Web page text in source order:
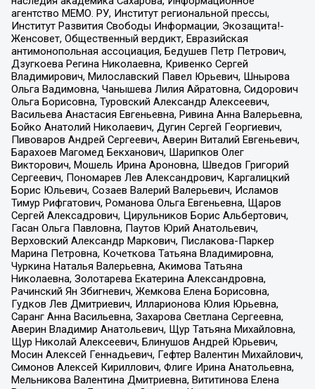
агентство МЕМО. РУ, Институт региональной прессы,
Институт Развития Свободы Информации, Экозащита!-
Женсовет, Общественный вердикт, Евразийская
антимонопольная ассоциация, Бедушев Петр Петрович,
Дзугкоева Регина Николаевна, Кривенко Сергей
Владимирович, Милославский Павел Юрьевич, Шнырова
Ольга Вадимовна, Чанышева Лилия Айратовна, Сидорович
Ольга Борисовна, Туровский Александр Алексеевич,
Васильева Анастасия Евгеньевна, Ривина Анна Валерьевна,
Бойко Анатолий Николаевич, Дугин Сергей Георгиевич,
Пивоваров Андрей Сергеевич, Аверин Виталий Евгеньевич,
Барахоев Магомед Бекханович, Шарипков Олег
Викторович, Мошель Ирина Ароновна, Шведов Григорий
Сергеевич, Пономарев Лев Александрович, Каргалицкий
Борис Юльевич, Созаев Валерий Валерьевич, Исламов
Тимур Рифгатович, Романова Ольга Евгеньевна, Щаров
Сергей Алексадрович, Цирульников Борис Альбертович,
Гасан Ольга Павловна, Паутов Юрий Анатольевич,
Верховский Александр Маркович, Пислакова-Паркер
Марина Петровна, Кочеткова Татьяна Владимировна,
Чуркина Наталья Валерьевна, Акимова Татьяна
Николаевна, Золотарева Екатерина Александровна,
Рачинский Ян Збигневич, Жемкова Елена Борисовна,
Гудков Лев Дмитриевич, Илларионова Юлия Юрьевна,
Саранг Анна Васильевна, Захарова Светлана Сергеевна,
Аверин Владимир Анатольевич, Щур Татьяна Михайловна,
Щур Николай Алексеевич, Блинушов Андрей Юрьевич,
Мосин Алексей Геннадьевич, Гефтер Валентин Михайлович,
Симонов Алексей Кириллович, Флиге Ирина Анатольевна,
Мельникова Валентина Дмитриевна, Вититинова Елена